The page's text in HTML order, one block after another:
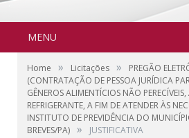
MENU
Home » Licitações »
PREGÃO
(CONTRATAÇÃO DE PESSOA JURÍDICA
GÊNEROS ALIMENTÍCIOS NÃO
REFRIGERANTE, A FIM DE ATENDER ÀS
INSTITUTO DE PREVIDÊNCIA DO
BREVES/PA) » JUSTIFICATIVA